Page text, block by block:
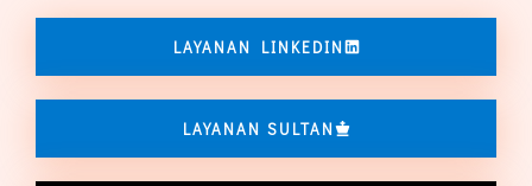
LAYANAN LINKEDIN
LAYANAN SULTAN